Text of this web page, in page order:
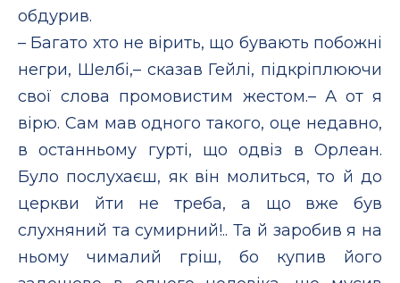
обдурив.
– Багато хто не вірить, що бувають побожні
негри, Шелбі,– сказав Гейлі, підкріплюючи
свої слова промовистим жестом.– А от я
вірю. Сам мав одного такого, оце недавно,
в останньому гурті, що одвіз в Орлеан.
Було послухаєш, як він молиться, то й до
церкви йти не треба, а що вже був
слухняний та сумирний!.. Та й заробив я на
ньому чималий гріш, бо купив його